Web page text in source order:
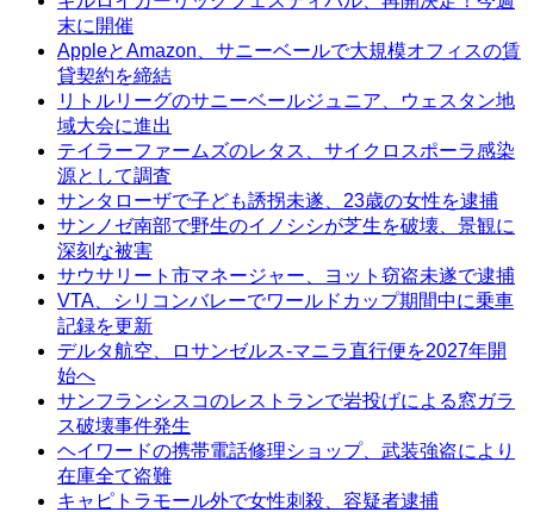
末に開催
AppleとAmazon、サニーベールで大規模オフィスの賃
貸契約を締結
リトルリーグのサニーベールジュニア、ウェスタン地
域大会に進出
テイラーファームズのレタス、サイクロスポーラ感染
源として調査
サンタローザで子ども誘拐未遂、23歳の女性を逮捕
サンノゼ南部で野生のイノシシが芝生を破壊、景観に
深刻な被害
サウサリート市マネージャー、ヨット窃盗未遂で逮捕
VTA、シリコンバレーでワールドカップ期間中に乗車
記録を更新
デルタ航空、ロサンゼルス-マニラ直行便を2027年開
始へ
サンフランシスコのレストランで岩投げによる窓ガラ
ス破壊事件発生
ヘイワードの携帯電話修理ショップ、武装強盗により
在庫全て盗難
キャピトラモール外で女性刺殺、容疑者逮捕